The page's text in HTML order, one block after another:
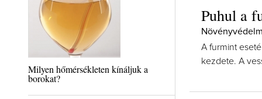
Milyen hőmérsékleten kínáljuk a
borokat?
Puhul a
A furmint
kezdete. A